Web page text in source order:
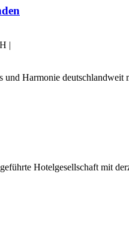
|
Harmonie
Hotelgesellschaft mit